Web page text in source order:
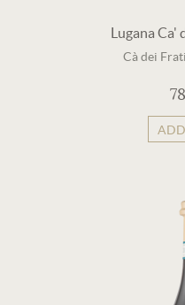
Lugana Ca'
Cà dei Frati